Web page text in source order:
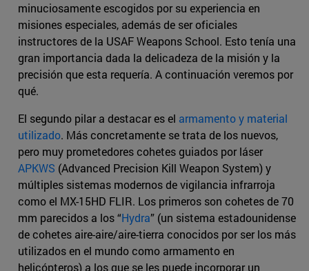
minuciosamente escogidos por su experiencia en
misiones especiales, además de ser oficiales
instructores de la USAF Weapons School. Esto tenía una
gran importancia dada la delicadeza de la misión y la
precisión que esta requería. A continuación veremos por
qué.
El segundo pilar a destacar es el armamento y material
utilizado. Más concretamente se trata de los nuevos,
pero muy prometedores cohetes guiados por láser
APKWS (Advanced Precision Kill Weapon System) y
múltiples sistemas modernos de vigilancia infrarroja
como el MX-15HD FLIR. Los primeros son cohetes de 70
mm parecidos a los “Hydra” (un sistema estadounidense
de cohetes aire-aire/aire-tierra conocidos por ser los más
utilizados en el mundo como armamento en
helicópteros) a los que se les puede incorporar un